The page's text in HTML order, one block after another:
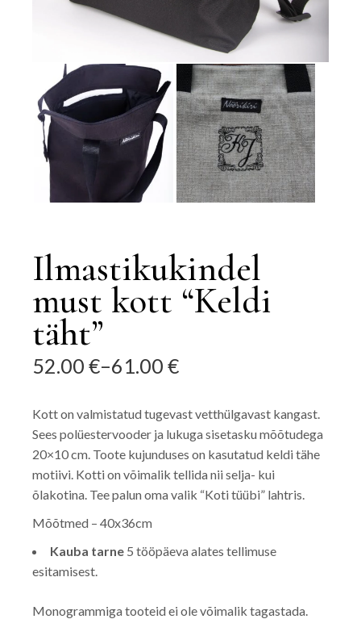
Ilmastikukindel
must kott “Keldi
täht”
52.00€–61.00€
Hinnavahemik:
kuni
61.00 €
Kott on valmistatud tugevast vetthülgavast kangast.
Sees polüestervooder ja lukuga sisetasku mõõtudega
20×10 cm. Toote kujunduses on kasutatud keldi tähe
motiivi. Kotti on võimalik tellida nii selja- kui
õlakotina. Tee palun oma valik “Koti tüübi” lahtris.
Mõõtmed – 40x36cm
Kauba tarne 5 tööpäeva alates tellimuse
esitamisest.
Monogrammiga tooteid ei ole võimalik tagastada.